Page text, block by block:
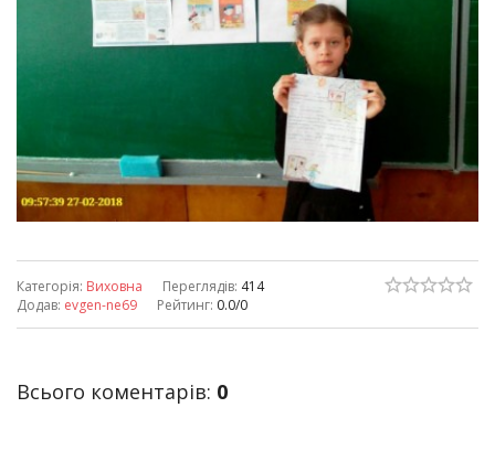
Категорія: Виховна Переглядів: 414
Додав: evgen-ne69 Рейтинг: 0.0/0
Всього коментарів: 0